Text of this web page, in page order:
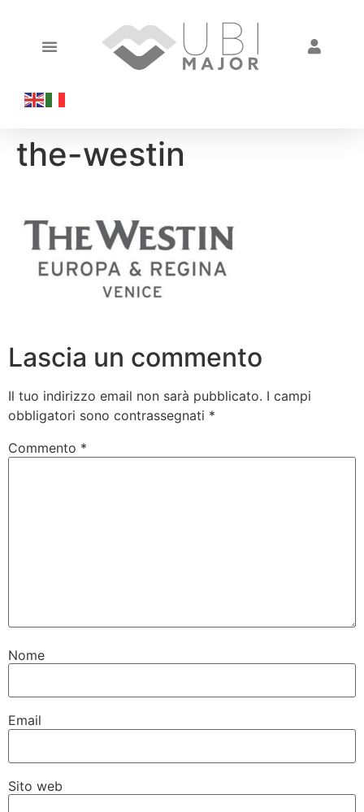
the-westin
Lascia un commento
Il tuo indirizzo email non sarà pubblicato. I campi
obbligatori sono contrassegnati *
Commento *
Nome
Email
Sito web